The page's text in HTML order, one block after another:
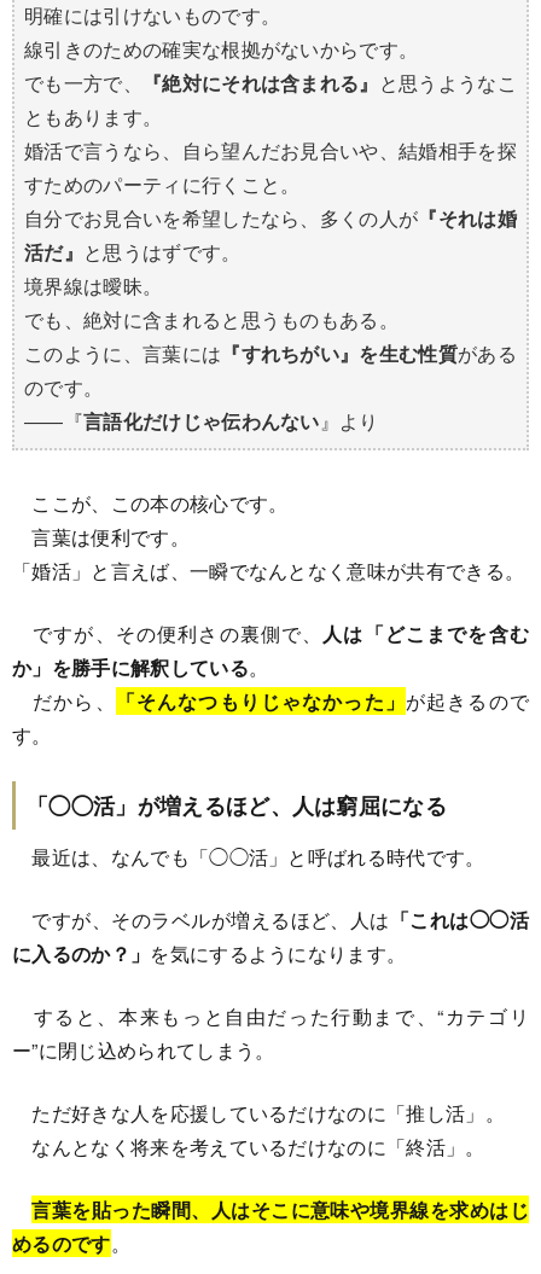
明確には引けないものです。
線引きのための確実な根拠がないからです。
でも一方で、
『絶対にそれは含まれる』 と思うようなこ
ともあります。
婚活で言うなら、自ら望んだお見合いや、結婚相手を探
すためのパーティに行くこと。
自分でお見合いを希望したなら、多くの人が 『それは婚
活だ』 と思うはずです。
境界線は曖昧。
でも、絶対に含まれると思うものもある。
このように、言葉には 『すれちがい』を生む性質がある
のです。
――『言語化だけじゃ伝わんない』より
ここが、この本の核心です。
言葉は便利です。
「婚活」と言えば、一瞬でなんとなく意味が共有できる。
ですが、その便利さの裏側で、 人は「どこまでを含む
か」を勝手に解釈している。
だから、
「そんなつもりじゃなかった」 が起きるので
す。
「◯◯活」が増えるほど、人は窮屈になる
最近は、なんでも「◯◯活」と呼ばれる時代です。
ですが、そのラベルが増えるほど、人は 「これは◯◯活
に入るのか？」 を気にするようになります。
すると、本来もっと自由だった行動まで、“カテゴリ
ー”に閉じ込められてしまう。
ただ好きな人を応援しているだけなのに「推し活」。
なんとなく将来を考えているだけなのに「終活」。
言葉を貼った瞬間、人はそこに意味や境界線を求めはじ
めるのです。